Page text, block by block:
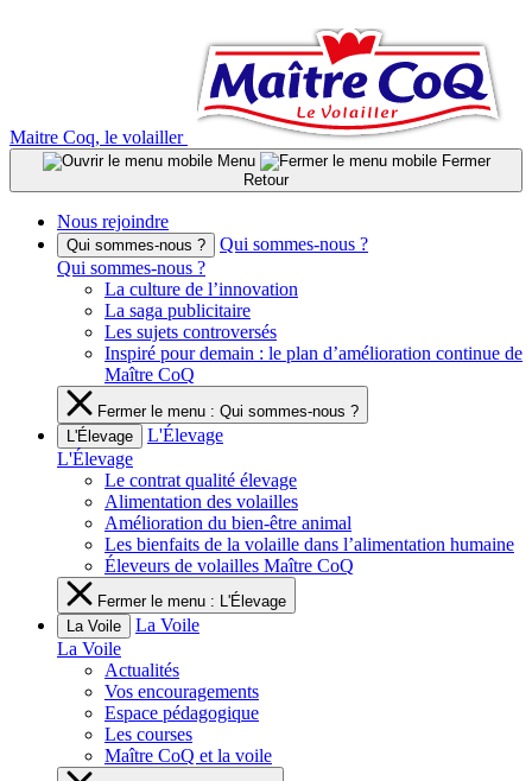
Maitre Coq, le volailler
Menu
Fermer
Retour
Nous rejoindre
Qui sommes-nous ?
Qui sommes-nous ?
Qui sommes-nous ?
La culture de l’innovation
La saga publicitaire
Les sujets controversés
Inspiré pour demain : le plan d’amélioration continue de
Maître CoQ
Fermer le menu : Qui sommes-nous ?
L'Élevage
L'Élevage
L'Élevage
Le contrat qualité élevage
Alimentation des volailles
Amélioration du bien-être animal
Les bienfaits de la volaille dans l’alimentation humaine
Éleveurs de volailles Maître CoQ
Fermer le menu : L'Élevage
La Voile
La Voile
La Voile
Actualités
Vos encouragements
Espace pédagogique
Les courses
Maître CoQ et la voile